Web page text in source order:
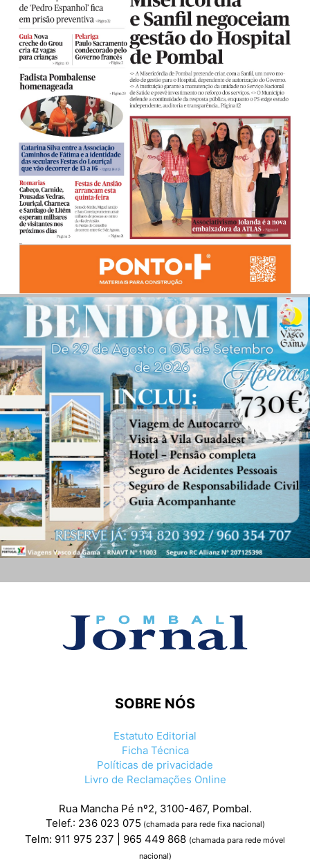
SOBRE NÓS
Estatuto Editorial
Ficha Técnica
Políticas de privacidade
Livro de Reclamações Online
Rua Mancha Pé nº2, 3100-467, Pombal.
Telef.: 236 023 075 (chamada para rede fixa nacional)
Telm: 911 975 237 | 965 449 868 (chamada para rede móvel
nacional)